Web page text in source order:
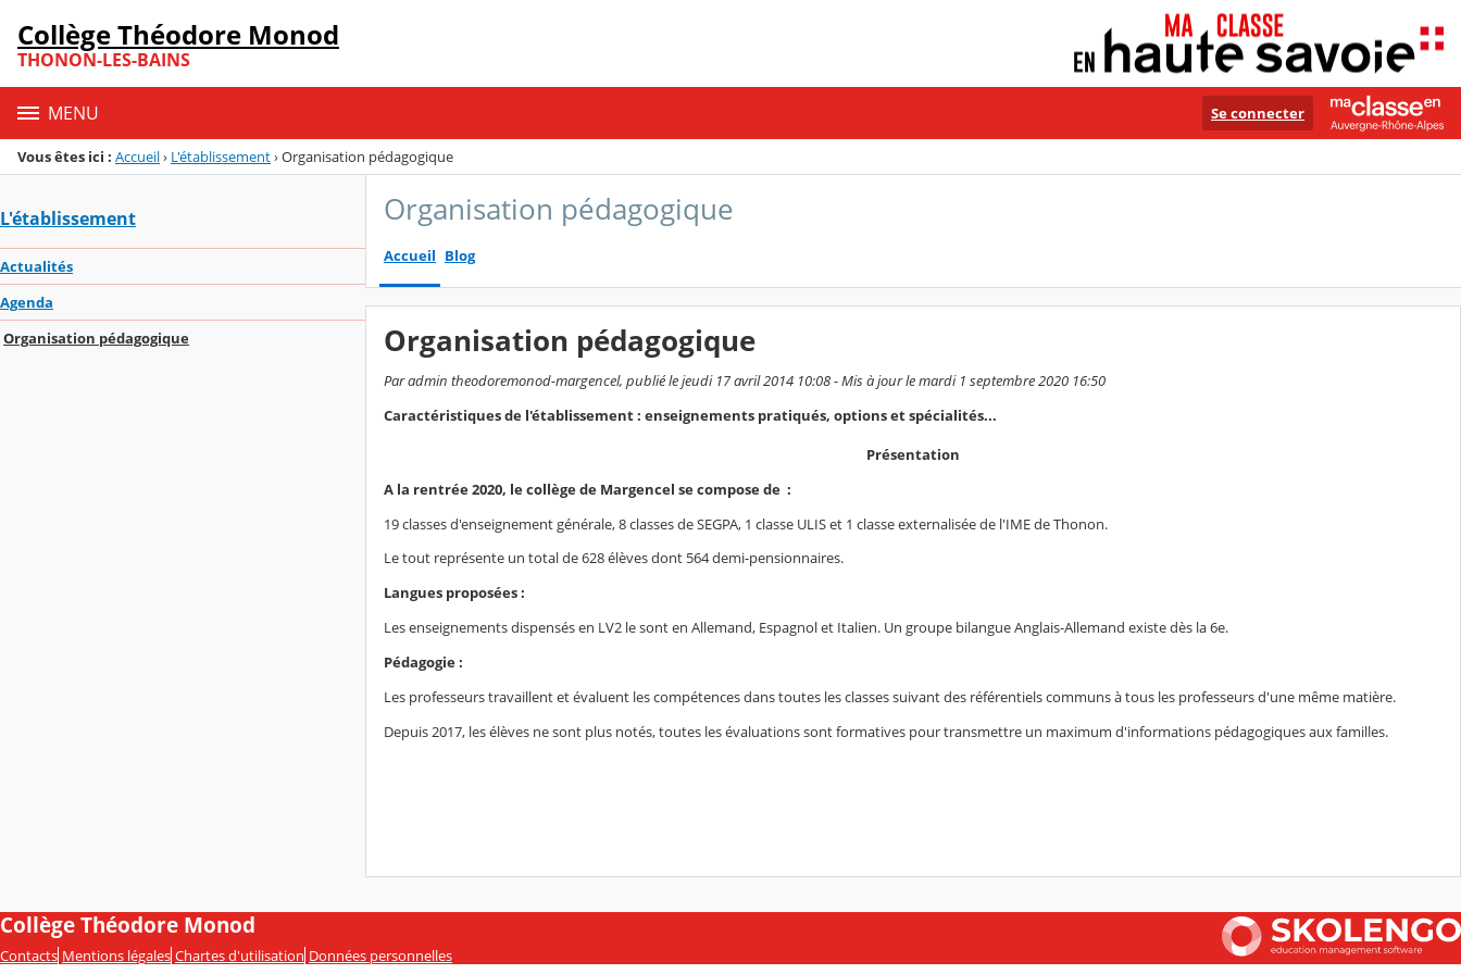
Menu de la rubrique
Contenu
Collège Théodore Monod
THONON-LES-BAINS
MENU Se connecter
Vous êtes ici : Accueil› L'établissement›Organisation pédagogique
L'établissement
Actualités
Agenda
Organisation pédagogique
Organisation pédagogique
Accueil Blog
Organisation pédagogique
Par admin theodoremonod-margencel, publié le jeudi 17 avril 2014 10:08 - Mis à jour le mardi 1 septembre 2020 16:50
Caractéristiques de l'établissement : enseignements pratiqués, options et spécialités...
Présentation
A la rentrée 2020, le collège de Margencel se compose de :
19 classes d'enseignement générale, 8 classes de SEGPA, 1 classe ULIS et 1 classe externalisée de l'IME de Thonon.
Le tout représente un total de 628 élèves dont 564 demi-pensionnaires.
Langues proposées :
Les enseignements dispensés en LV2 le sont en Allemand, Espagnol et Italien. Un groupe bilangue Anglais-Allemand existe dès la 6e.
Pédagogie :
Les professeurs travaillent et évaluent les compétences dans toutes les classes suivant des référentiels communs à tous les professeurs d'une même matière.
Depuis 2017, les élèves ne sont plus notés, toutes les évaluations sont formatives pour transmettre un maximum d'informations pédagogiques aux familles.
Collège Théodore Monod
Contacts Mentions légales Chartes d'utilisation Données personnelles